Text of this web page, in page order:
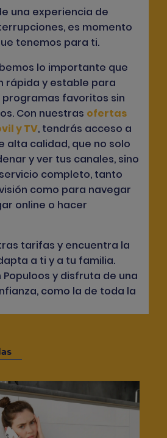
una experiencia de
es momento
tenemos para ti.
lo importante que
rápida y estable para
favoritos sin
Con nuestras ofertas
y TV, tendrás acceso a
alta calidad, que no solo
y ver tus canales, sino
completo, tanto
como para navegar
online o hacer
tarifas y encuentra la
a ti y a tu familia.
Populoos y disfruta de una
como la de toda la